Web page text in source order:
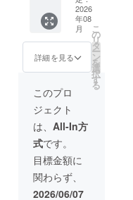
奨（１
名あた
りの幅
は統一
となり
ま
す。）
※１名様
の個人
名のみ
とさせ
ていた
だきま
す。 ※
桜ネー
ムプ
レート
パーク
営業終
了まで
掲出方
法：ク
ラブハ
ウス入
口正
面、芳
名板に
個人名
を掲
出。 ※
６文字
以内推
奨（１
名あた
日〜ス
ポーツ
パーク
営業終
掲出方
法：ク
ウス入
口正
面、芳
名板に
個人名
よりも
大きく
法人名
を掲
出。 ※
用でき
なく
なった
にでき
る限り
はさせ
ていた
だきま
すが、
それ以
上の対
応は出
来かね
ます。
ツパー
ク店の
みで使
能。 ※
使用期
2026年
9月1日
～2027
年3月31
金との
交換は
できま
せん。
おつり
の名称
に限り
ます。
※文字数
によっ
スの都
文字の
サイズ
くなる
ことが
ござい
ます。
②HP内
口正
面、芳
名盤の
中で一
番大き
御芳名
人、自
治体、
または
実在す
る団体
（競技
団体・
NPO
ン内容
①ZEBR
A
Coffee
&
Croissa
nt コー
ヒー券
４枚
（全ド
リンク
に使え
ます。
価格帯
約500～
750円）
2026
年08
月
詳細を見る
こ
の
リ
タ
ー
ン
を
選
択
す
る
このプロ
ジェクト
は、 All-In方
式です。
目標金額に
関わらず、
2026/06/07